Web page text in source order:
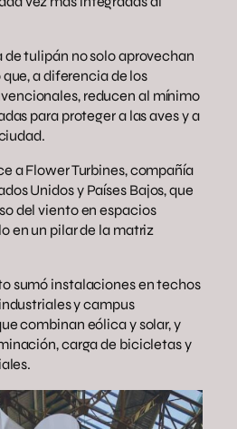
de tulipán no solo aprovechan
a diferencia de los
reducen al mínimo
para proteger a las aves y a
a Flower Turbines, compañía
Unidos y Países Bajos, que
del viento en espacios
en un pilar de la matriz
sumó instalaciones en techos
y campus
combinan eólica y solar, y
carga de bicicletas y